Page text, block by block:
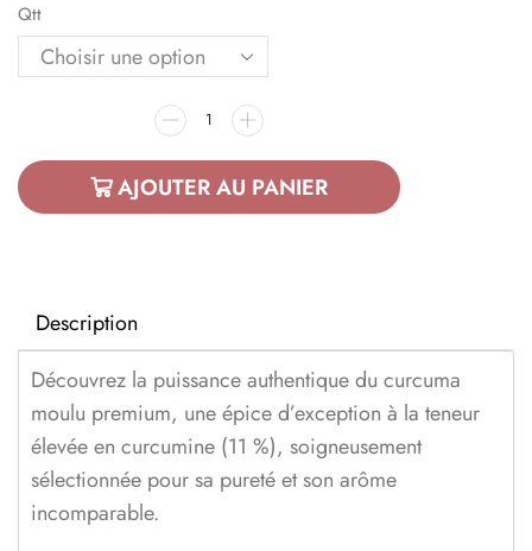
Qtt
AJOUTER AU PANIER
Description
Découvrez la puissance authentique du curcuma
moulu premium, une épice d’exception à la teneur
élevée en curcumine (11 %), soigneusement
sélectionnée pour sa pureté et son arôme
incomparable.